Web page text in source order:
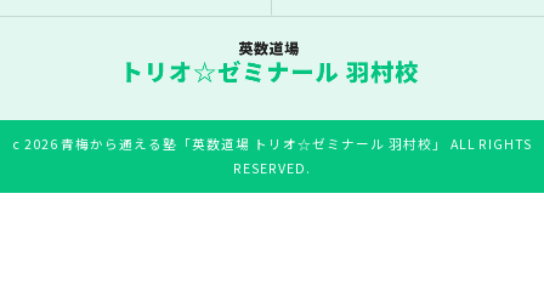
c 2026 青梅から通える塾「英数道場 トリオ☆ゼミナール 羽村校」 ALL RIGHTS
RESERVED.